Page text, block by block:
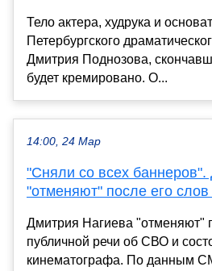
Тело актера, худрука и
Петербургского
Дмитрия Поднозова,
будет кремировано. О...
14:00, 24 Мар
"Сняли со всех
"отменяют" после его
Дмитрия Нагиева "отменяют"
публичной речи об СВО и
кинематографа. По данным